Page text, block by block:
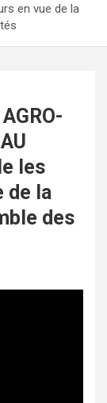
en vue de la
les
de la
des